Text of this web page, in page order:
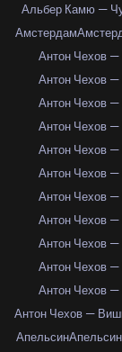
Альбер Камю —
Амстердам
Антон Чехов
Антон Чехов
Антон Чехов
Антон Чехов
Антон Чехов
Антон Чехов
Антон Чехов
Антон Чехов
Антон Чехов
Антон Чехов
Антон Чехов
Антон Чехов —
АпельсинАпельсин